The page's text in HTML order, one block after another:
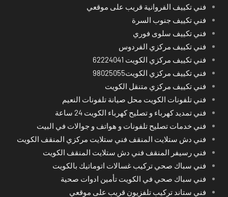
فني تكييف الفروانية قريب على موقعي
فني تكييف جنوب السرة
فني تكييف سلوى فوري
فني تكييف مركزي الفردوس
فني تكييف مركزي الكويت 62224041
فني تكييف مركزي الكويت98025055
فني تكييف مركزي متنقل الكويت
فني تلفونات الكويت محل صيانة تلفونات النعيم
فني تمديد كهرباء و تصليح كهرباء الكويت 24 ساعة
فني خدمات تصليح تلفونات و هواتف و جوالات في البيت
فني دش ستلايت المنقف فني ستلايت مركزي المنقف الكويت
فني رسيفر المنقف فني دش ستلايت المنقف الكويت
فني سباك صحي تركيب غسالات اتوماتيك بالكويت
فني سباك صحي في الكويت تأمين ادوات صحية
فني ستاند تركيب تلفزيون قريب على موقعي